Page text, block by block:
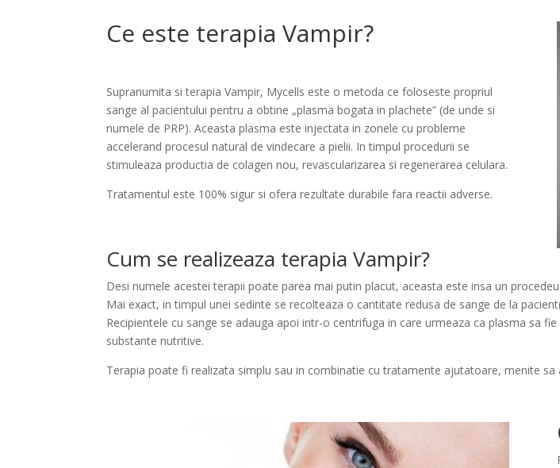
Ce este terapia Vampir?
Supranumita si terapia Vampir, Mycells este o metoda ce foloseste propriul
sange al pacientului pentru a obtine „plasma bogata in plachete” (de unde si
numele de PRP). Aceasta plasma este injectata in zonele cu probleme
accelerand procesul natural de vindecare a pielii. In timpul procedurii se
stimuleaza productia de colagen nou, revascularizarea si regenerarea celulara.
Tratamentul este 100% sigur si ofera rezultate durabile fara reactii adverse.
Cum se realizeaza terapia Vampir?
Desi numele acestei terapii poate parea mai putin placut, aceasta este insa un
Mai exact, in timpul unei sedinte se recolteaza o cantitate redusa de sange de la
Recipientele cu sange se adauga apoi intr-o centrifuga in care urmeaza ca plasma sa
substante nutritive.
Terapia poate fi realizata simplu sau in combinatie cu tratamente ajutatoare, menite sa